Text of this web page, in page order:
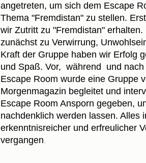
angetreten, um sich dem Escape
Thema "Fremdistan" zu stellen.
wir Zutritt zu "Fremdistan"
zunächst zu Verwirrung,
Kraft der Gruppe haben wir Erfolg
und Spaß. Vor, während und
Escape Room wurde eine Gruppe
Morgenmagazin begleitet und
Escape Room Ansporn gegeben,
nachdenklich werden lassen. Alles
erkenntnisreicher und erfreulicher
vergangen.